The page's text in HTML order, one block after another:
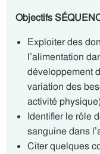
Objectifs
Exploiter des
l’alimentation
développement
variation des
activité
Identifier le rôle
sanguine dans
Citer quelques